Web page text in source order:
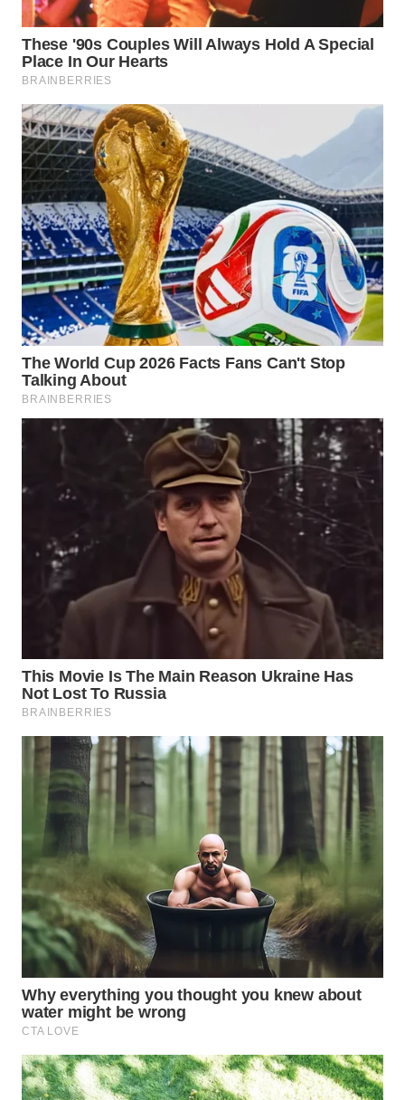
BOGOR
WN
DEPOK
WN
TAPANULI
UTARA
WN
SAMOSIR
WN
PADANG
LAWAS
WN
SUMEDANG
CIANJUR
WN
KEPULAUAN
SERIBU
WN
BINJAI
CIREBON
INDRAMAYU
WN
KUNINGAN
WN
MAJALENGKA
WN
WN